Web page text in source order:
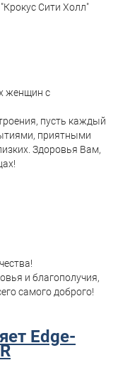
Сити Холл"
женщин с
пусть каждый
приятными
Здоровья Вам,
и благополучия,
самого доброго!
Edge-